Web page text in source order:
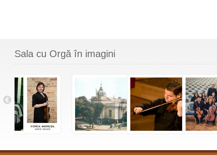
Sala cu Orgă în imagini